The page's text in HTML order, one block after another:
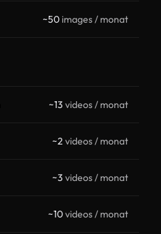
~50 images / monat
~13 videos / monat
~2 videos / monat
~3 videos / monat
~10videos / monat